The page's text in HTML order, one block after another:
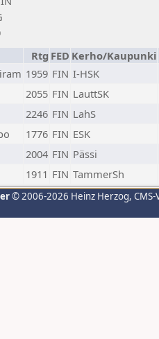
Rtg FED Kerho/Kaupunki
1959 FIN I-HSK
2055 FIN LauttSK
2246 FIN LahS
1776 FIN ESK
2004 FIN Pässi
1911 FIN TammerSh
© 2006-2026 Heinz Herzog,